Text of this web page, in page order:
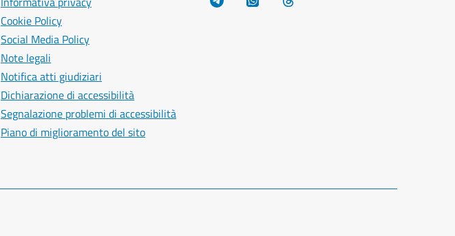
Cookie Policy
Social Media Policy
Note legali
Notifica atti giudiziari
Dichiarazione di accessibilità
Segnalazione problemi di accessibilità
Piano di miglioramento del sito